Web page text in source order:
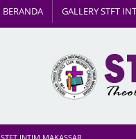
BERANDA GALLERY STFT